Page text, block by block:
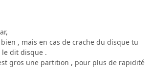
, mais en cas de crache du disque tu
dit disque .
gros une partition , pour plus de rapidité